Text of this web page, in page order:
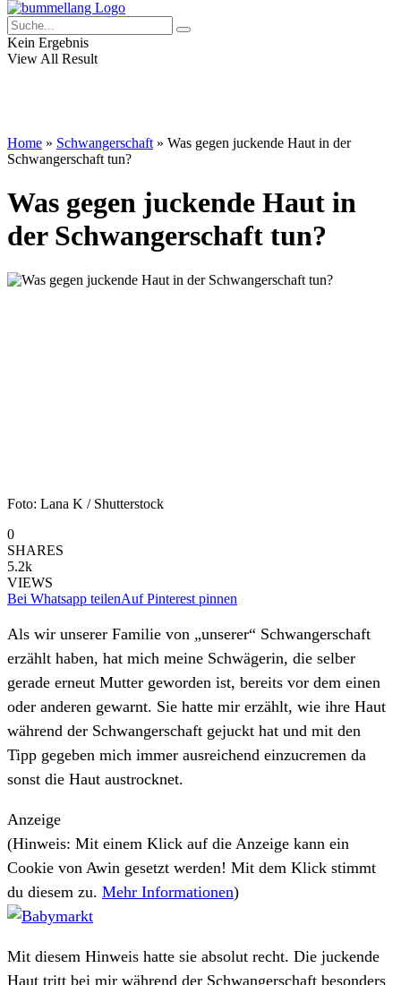
Kein Ergebnis
View All Result
Home » Schwangerschaft » Was gegen juckende Haut in der
Schwangerschaft tun?
Was gegen juckende Haut in
der Schwangerschaft tun?
Foto: Lana K / Shutterstock
0
SHARES
5.2k
VIEWS
Bei Whatsapp teilenAuf Pinterest pinnen
Als wir unserer Familie von „unserer“ Schwangerschaft
erzählt haben, hat mich meine Schwägerin, die selber
gerade erneut Mutter geworden ist, bereits vor dem einen
oder anderen gewarnt. Sie hatte mir erzählt, wie ihre Haut
während der Schwangerschaft gejuckt hat und mit den
Tipp gegeben mich immer ausreichend einzucremen da
sonst die Haut austrocknet.
Anzeige
(Hinweis: Mit einem Klick auf die Anzeige kann ein
Cookie von Awin gesetzt werden! Mit dem Klick stimmt
du diesem zu. Mehr Informationen)
Mit diesem Hinweis hatte sie absolut recht. Die juckende
Haut tritt bei mir während der Schwangerschaft besonders